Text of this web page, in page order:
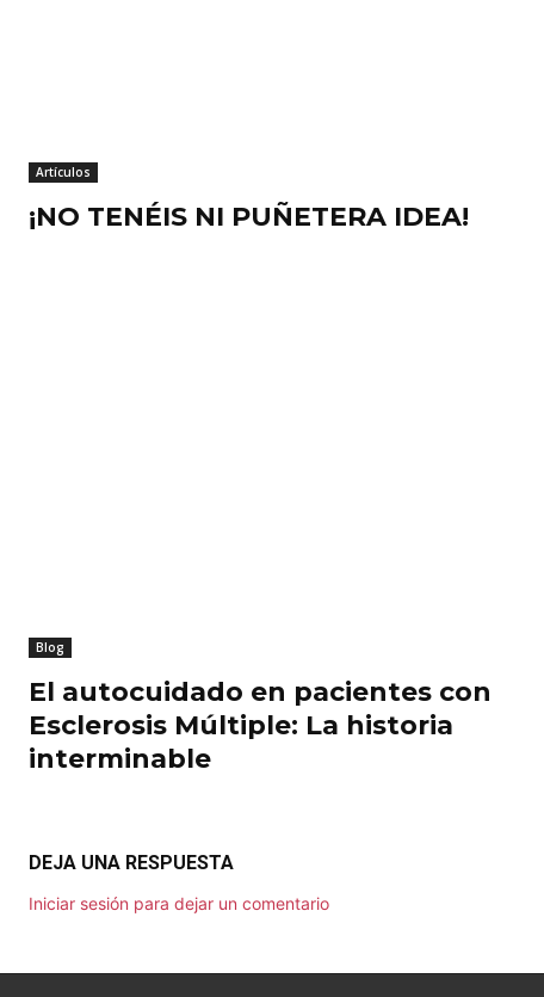
Artículos
¡NO TENÉIS NI PUÑETERA IDEA!
Blog
El autocuidado en pacientes con
Esclerosis Múltiple: La historia
interminable
DEJA UNA RESPUESTA
Iniciar sesión para dejar un comentario